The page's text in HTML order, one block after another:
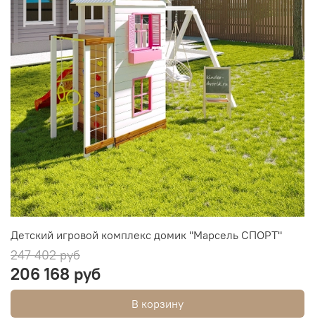
Детский игровой комплекс домик "Марсель СПОРТ"
247 402 руб
206 168 руб
В корзину